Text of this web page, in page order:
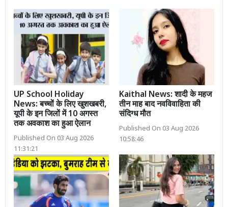
UP School Holiday
News: बच्चों के लिए खुशखबरी,
यूपी के इन जिलों में 10 अगस्त
तक अवकाश का हुआ ऐलान
Published On 03 Aug 2026
11:31:21
Kaithal News: शादी के महज
तीन माह बाद नवविवाहिता की
संदिग्ध मौत
Published On 03 Aug 2026
10:58:46